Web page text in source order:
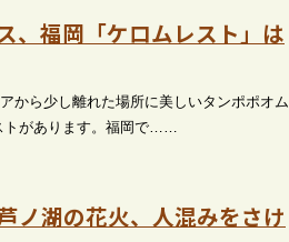
、福岡「ケロムレスト」は
から少し離れた場所に美しいタンポポオム
トがあります。福岡で……
ノ湖の花火、人混みをさけ